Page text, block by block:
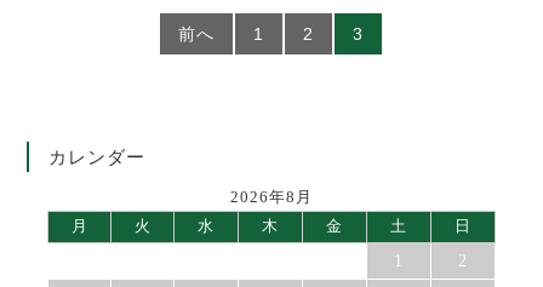
前へ 1 2 3
カレンダー
2026年8月
月
火 水 木 金 土
日
1
2